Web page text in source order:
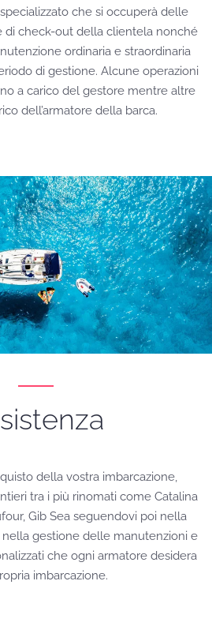
che si occuperà delle
di check-out della clientela nonché
ordinaria e straordinaria
di gestione. Alcune operazioni
a carico del gestore mentre altre
dell’armatore della barca.
della vostra imbarcazione,
tra i più rinomati come Catalina
Gib Sea seguendovi poi nella
nella gestione delle manutenzioni e
che ogni armatore desidera
imbarcazione.